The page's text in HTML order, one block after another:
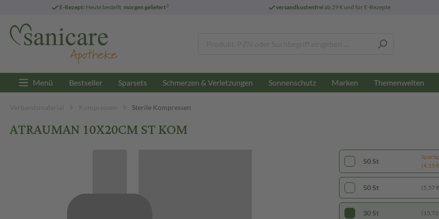
E-Rezept: Heute bestellt, morgen geliefert3 versandkostenfreiab 29 € und für E-Rezepte
Menü Bestseller Sparsets Schmerzen & Verletzungen Sonnenschutz Marken Themenwelten
Verbandsmaterial Kompressen Sterile Kompressen
ATRAUMAN 10X20CM ST KOM
50 St
(4,15
50 St (5,57
30 St (15,72